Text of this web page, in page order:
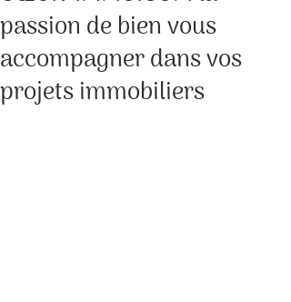
passion de bien vous
accompagner dans vos
projets immobiliers